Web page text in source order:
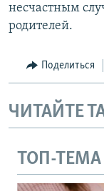
несчастным
родителей.
Поделиться
ЧИТАЙТЕ
ТОП-ТЕМА